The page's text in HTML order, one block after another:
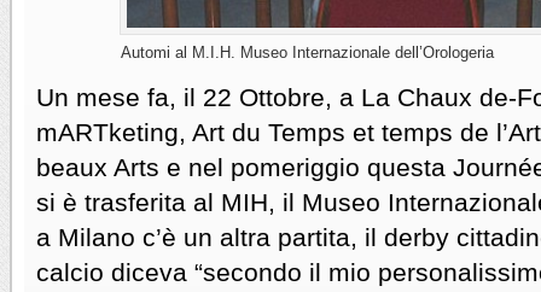
Automi al M.I.H. Museo Internazionale dell’Orologeria
Un mese fa, il 22 Ottobre, a La Chaux de-
mARTketing, Art du Temps et temps de
beaux Arts e nel pomeriggio questa
si è trasferita al MIH, il Museo
a Milano c’è un altra partita, il derby
calcio diceva “secondo il mio